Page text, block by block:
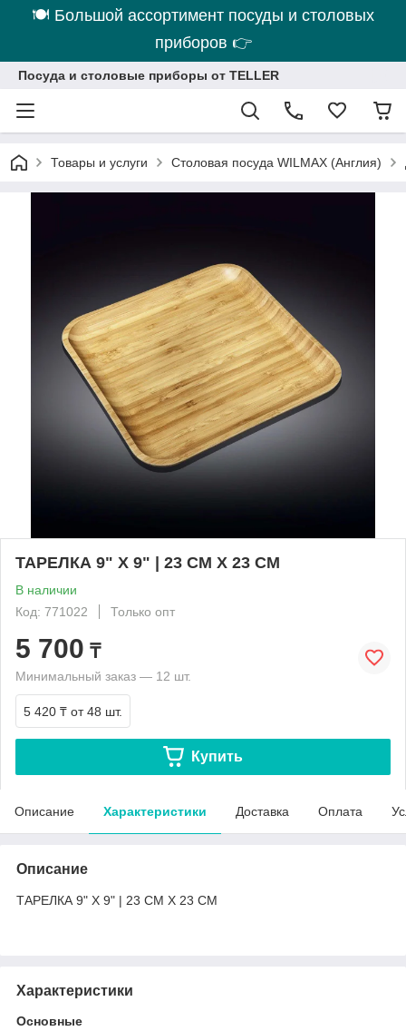
🍽 Большой ассортимент посуды и столовых
приборов 👉
Посуда и столовые приборы от TELLER
Товары и услуги Столовая посуда WILMAX (Англия)
ТАРЕЛКА 9" X 9" | 23 CM X 23 CM
В наличии
Код: 771022
Только опт
5 700 ₸
Минимальный заказ — 12 шт.
5 420 ₸ от 48 шт.
Купить
Описание Характеристики Доставка Оплата
Описание
ТАРЕЛКА 9" X 9" | 23 CM X 23 CM
Характеристики
Основные